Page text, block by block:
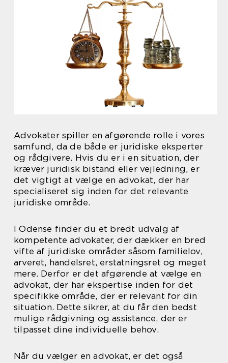
Advokater spiller en afgørende rolle i vores
samfund, da de både er juridiske eksperter
og rådgivere. Hvis du er i en situation, der
kræver juridisk bistand eller vejledning, er
det vigtigt at vælge en advokat, der har
specialiseret sig inden for det relevante
juridiske område.
I Odense finder du et bredt udvalg af
kompetente advokater, der dækker en bred
vifte af juridiske områder såsom familielov,
arveret, handelsret, erstatningsret og meget
mere. Derfor er det afgørende at vælge en
advokat, der har ekspertise inden for det
specifikke område, der er relevant for din
situation. Dette sikrer, at du får den bedst
mulige rådgivning og assistance, der er
tilpasset dine individuelle behov.
Når du vælger en advokat, er det også